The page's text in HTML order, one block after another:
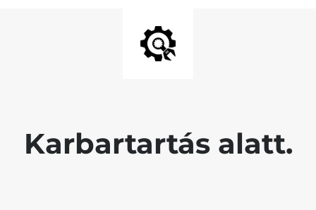
Karbartartás alatt.